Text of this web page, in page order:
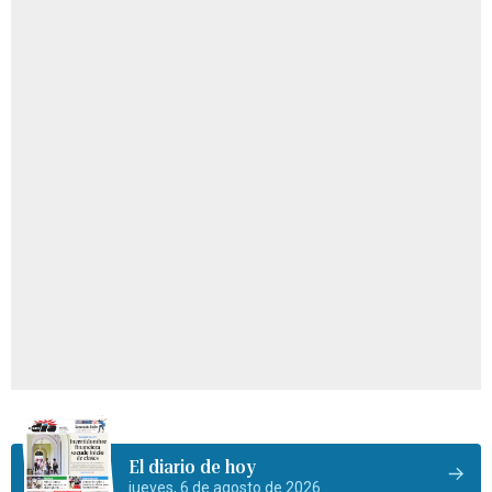
El diario de hoy
jueves, 6 de agosto de 2026